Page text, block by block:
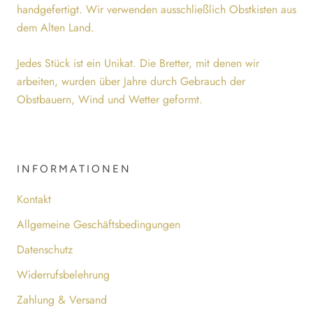
handgefertigt. Wir verwenden ausschließlich Obstkisten aus
dem Alten Land.
Jedes Stück ist ein Unikat. Die Bretter, mit denen wir
arbeiten, wurden über Jahre durch Gebrauch der
Obstbauern, Wind und Wetter geformt.
INFORMATIONEN
Kontakt
Allgemeine Geschäftsbedingungen
Datenschutz
Widerrufsbelehrung
Zahlung & Versand